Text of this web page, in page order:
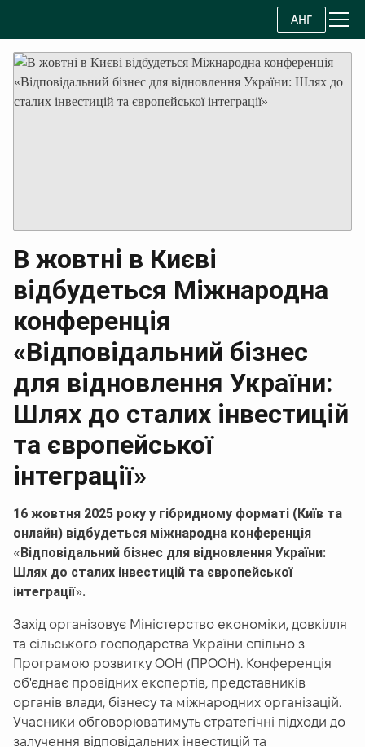
АНГ
В жовтні в Києві
відбудеться Міжнародна
конференція
«Відповідальний бізнес
для відновлення України:
Шлях до сталих інвестицій
та європейської
інтеграції»
16 жовтня 2025 року у гібридному форматі (Київ та
онлайн) відбудеться міжнародна конференція
«Відповідальний бізнес для відновлення України:
Шлях до сталих інвестицій та європейської
інтеграції».
Захід організовує Міністерство економіки, довкілля
та сільського господарства України спільно з
Програмою розвитку ООН (ПРООН). Конференція
об'єднає провідних експертів, представників
органів влади, бізнесу та міжнародних організацій.
Учасники обговорюватимуть стратегічні підходи до
залучення відповідальних інвестицій та